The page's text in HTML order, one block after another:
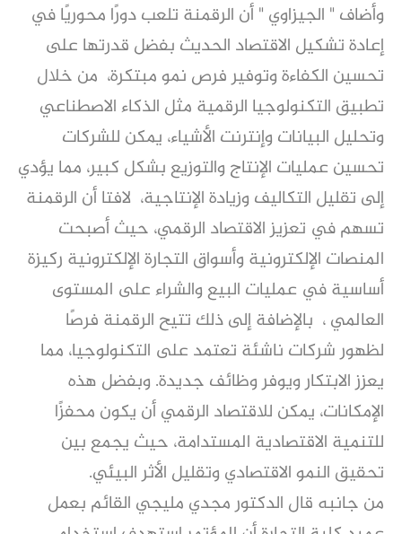
وأضاف " الجيزاوي " أن الرقمنة تلعب دورًا محوريًا في
إعادة تشكيل الاقتصاد الحديث بفضل قدرتها على
تحسين الكفاءة وتوفير فرص نمو مبتكرة، من خلال
تطبيق التكنولوجيا الرقمية مثل الذكاء الاصطناعي
وتحليل البيانات وإنترنت الأشياء، يمكن للشركات
تحسين عمليات الإنتاج والتوزيع بشكل كبير، مما يؤدي
إلى تقليل التكاليف وزيادة الإنتاجية، لافتا أن الرقمنة
تسهم في تعزيز الاقتصاد الرقمي، حيث أصبحت
المنصات الإلكترونية وأسواق التجارة الإلكترونية ركيزة
أساسية في عمليات البيع والشراء على المستوى
العالمي ، بالإضافة إلى ذلك تتيح الرقمنة فرصًا
لظهور شركات ناشئة تعتمد على التكنولوجيا، مما
يعزز الابتكار ويوفر وظائف جديدة. وبفضل هذه
الإمكانات، يمكن للاقتصاد الرقمي أن يكون محفزًا
للتنمية الاقتصادية المستدامة، حيث يجمع بين
تحقيق النمو الاقتصادي وتقليل الأثر البيئي.
من جانبه قال الدكتور مجدي مليجي القائم بعمل